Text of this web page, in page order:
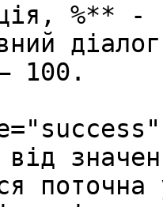
%** -
100.